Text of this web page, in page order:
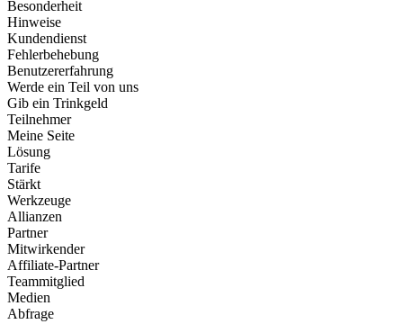
Besonderheit
Hinweise
Kundendienst
Fehlerbehebung
Benutzererfahrung
Werde ein Teil von uns
Gib ein Trinkgeld
Teilnehmer
Meine Seite
Lösung
Tarife
Stärkt
Werkzeuge
Allianzen
Partner
Mitwirkender
Affiliate-Partner
Teammitglied
Medien
Abfrage